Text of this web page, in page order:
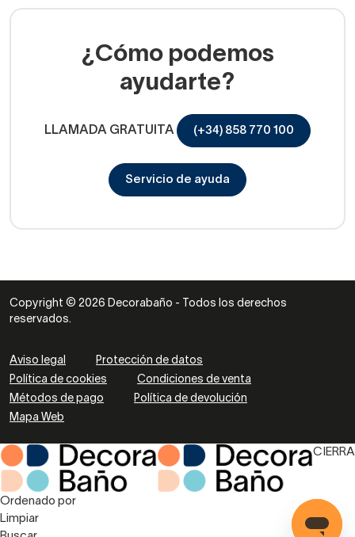
¿Cómo podemos
ayudarte?
LLAMADA GRATUITA (+34) 858 770 100
Servicio de ayuda
Copyright © 2026 Decorabaño - Todos los derechos
reservados.
Aviso legal
Protección de datos
Política de cookies
Condiciones de venta
Métodos de pago
Política de devolución
Mapa Web
CIERRA
Ordenado por
Limpiar